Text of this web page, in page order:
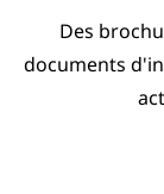
Des
documents